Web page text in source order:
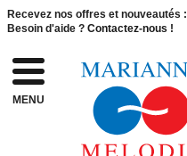
Recevez nos offres et nouveautés :
Besoin d'aide ? Contactez-nous !
MENU